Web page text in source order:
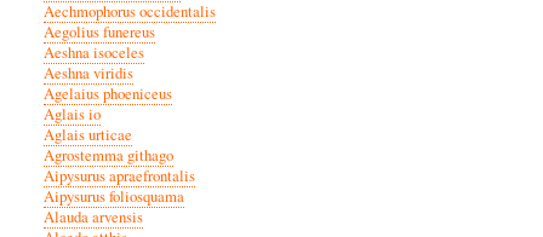
Aechmophorus occidentalis
Aegolius funereus
Aeshna isoceles
Aeshna viridis
Agelaius phoeniceus
Aglais io
Aglais urticae
Agrostemma githago
Aipysurus apraefrontalis
Aipysurus foliosquama
Alauda arvensis